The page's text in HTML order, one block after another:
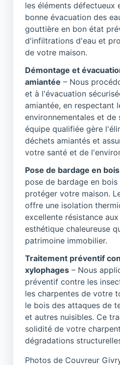
les éléments défectueux
bonne évacuation des
gouttière en bon état
d'infiltrations d'eau et
de votre maison.
Démontage et
amiantée – Nous
et à l'évacuation
amiantée, en respectant
environnementales et de
équipe qualifiée gère
déchets amiantés et
votre santé et de
Pose de bardage en bois
pose de bardage en
protéger votre maison.
offre une isolation
excellente résistance
esthétique chaleureuse
patrimoine immobilier.
Traitement préventif
xylophages – Nous
préventif contre les
les charpentes de votre
le bois des attaques de
et autres nuisibles. Ce
solidité de votre
dégradations
Photos de Couvreur